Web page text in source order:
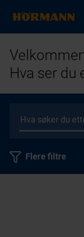
Hva ser du
Flere filtre